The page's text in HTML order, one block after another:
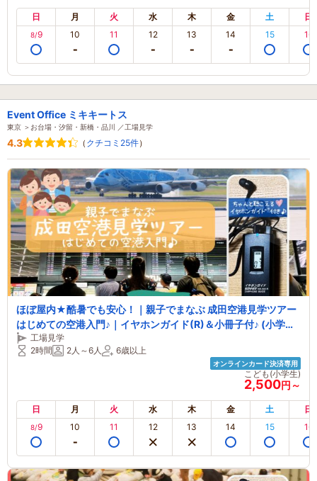
日 月 火 水 木 金 土 日
8/9 10 11 12 13 14 15 16
Event Office ミキキートス
東京 ＞お台場・汐留・新橋・品川 ／工場見学
4.3 （ クチコミ25件）
ほぼ屋内★酷暑でも安心！｜親子でまなぶ 成田空港見学ツアー
はじめての空港入門♪｜イヤホンガイド(R)＆小冊子付♪ (小学生
高学年のお子様がいるファミリーにおススメ！)
工場見学
2時間
2人～6人 6歳以上
オンラインカード決済専用
こども(小学生)
2,500円～
日 月 火 水 木 金 土 日
8/9 10 11 12 13 14 15 16